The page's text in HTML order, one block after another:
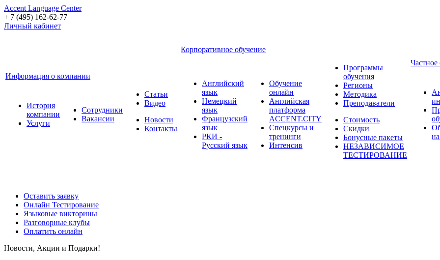
Accent Language Center
+ 7 (495) 162-62-77
Личный кабинет
Информация о компании
История
компании
Услуги
Сотрудники
Вакансии
Статьи
Видео
Новости
Контакты
Корпоративное обучение
Английский
язык
Немецкий
язык
Французский
язык
РКИ -
Русский язык
Обучение
онлайн
Английская
платформа
ACCENT.CITY
Спецкурсы и
тренинги
Интенсив
Программы
обучения
Регионы
Методика
Преподаватели
Стоимость
Скидки
Бонусные пакеты
НЕЗАВИСИМОЕ
ТЕСТИРОВАНИЕ
Частное
Оставить заявку
Онлайн Тестирование
Языковые викторины
Разговорные клубы
Оплатить онлайн
Новости, Акции и Подарки!